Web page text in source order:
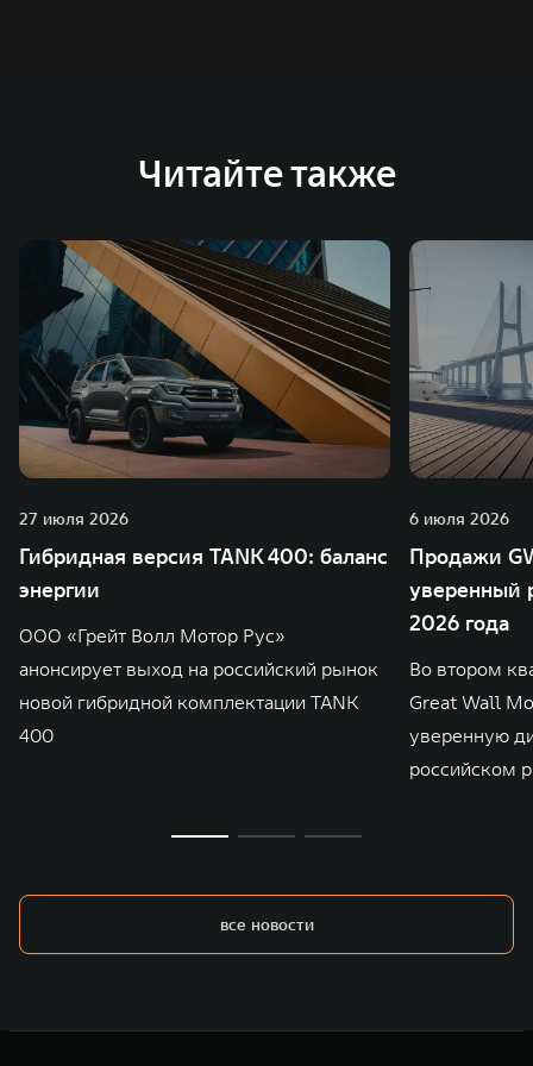
зарубежных – в России, Таиланде, Бразилии и Индии, а
Читайте также
27 июля 2026
Гибридная версия TANK 400: баланс
энергии
ООО «Грейт Волл Мотор Рус»
анонсирует выход на российский рынок
новой гибридной комплектации TANK
400
6 июля 2026
Продажи
уверенный
2026 года
Во втором
Great Wall
уверенную
российском
все новости